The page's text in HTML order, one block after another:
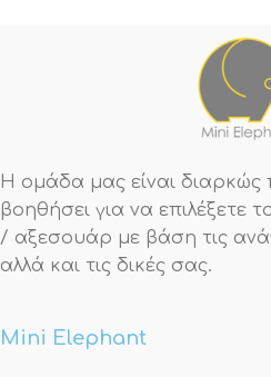
Η ομάδα μας είναι
βοηθήσει για να επιλέξετε
/ αξεσουάρ με βάση τις
αλλά και τις δικές σας.
Mini Elephant